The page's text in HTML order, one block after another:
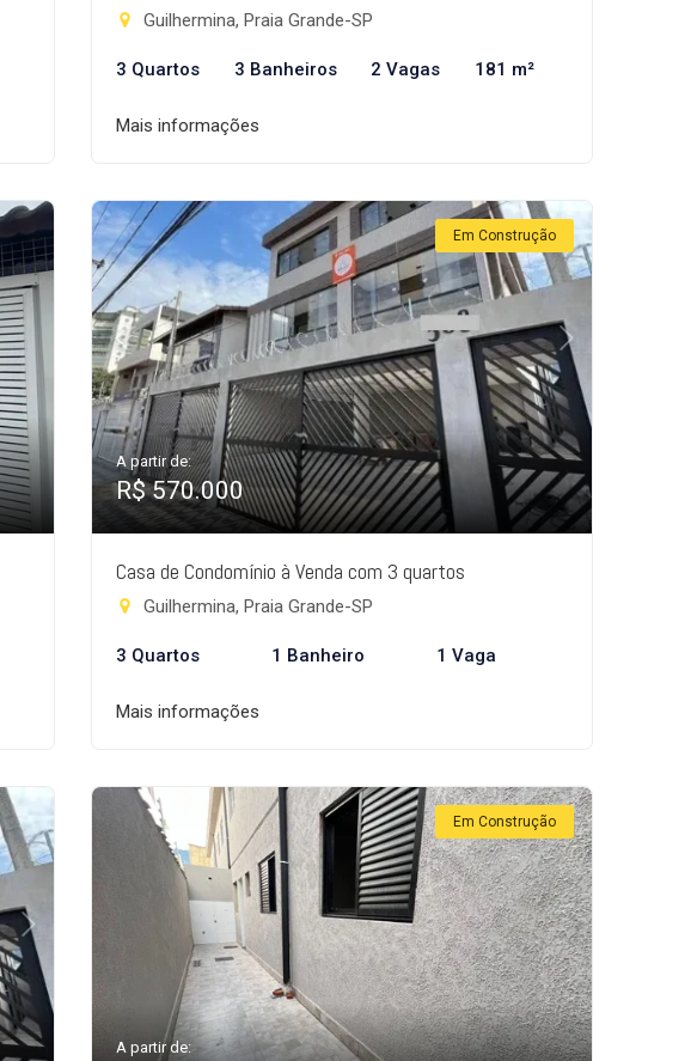
Guilhermina, Praia Grande-SP
3 Quartos 3 Banheiros 2 Vagas 181 m²
Mais informações
Em Construção
A partir de:
R$ 570.000
Casa de Condomínio à Venda com 3 quartos
Guilhermina, Praia Grande-SP
3 Quartos 1 Banheiro 1 Vaga
Mais informações
Em Construção
A partir de: